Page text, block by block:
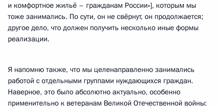
и комфортное жильё – гражданам России»], которым мы
тоже занимались. По сути, он не свёрнут, он продолжается;
другое дело, что должен получить несколько иные формы
реализации.
Я напомню также, что мы целенаправленно занимались
работой с отдельными группами нуждающихся граждан.
Наверное, это было абсолютно актуально, особенно
применительно к ветеранам Великой Отечественной войны: